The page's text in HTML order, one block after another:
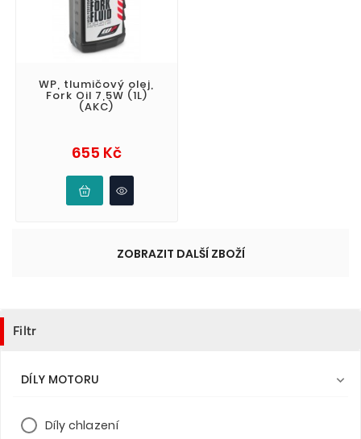
WP, tlumičový olej,
Fork Oil 7,5W (1L)
(AKC)
655 KčCena
ZOBRAZIT DALŠÍ ZBOŽÍ
Filtr
DÍLY MOTORU 
Díly chlazení